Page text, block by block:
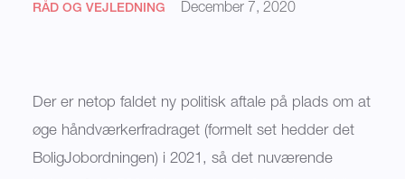
RÅD OG VEJLEDNING December 7, 2020
Der er netop faldet ny politisk aftale på plads om at
øge håndværkerfradraget (formelt set hedder det
BoligJobordningen) i 2021, så det nuværende